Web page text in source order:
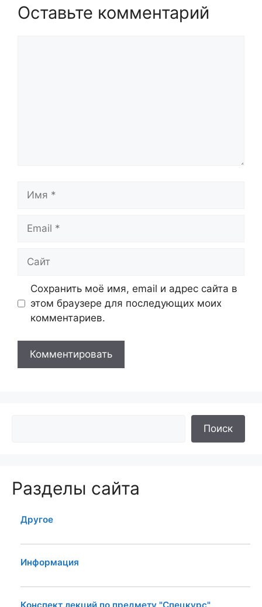
Оставьте комментарий
Имя
Email
Сайт
Сохранить моё имя, email и адрес сайта в
этом браузере для последующих моих
комментариев.
Поиск
Разделы сайта
Другое
Информация